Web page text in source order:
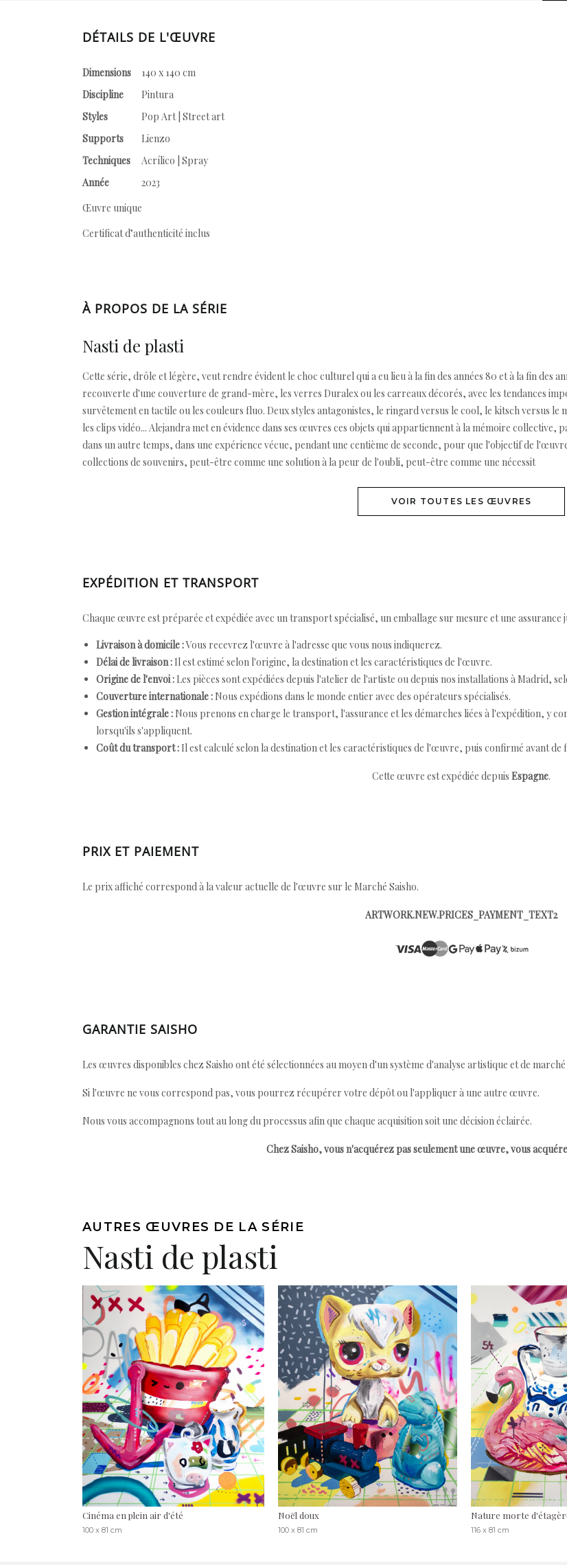
DÉTAILS DE L'ŒUVRE
Dimensions
140 x 140 cm
Discipline
Pintura
Styles
Pop Art | Street art
Supports
Lienzo
Techniques
Acrílico | Spray
Année
2023
Œuvre unique
Certificat d’authenticité inclus
À PROPOS DE LA SÉRIE
Nasti de plasti
Cette série, drôle et légère, veut rendre évident le choc culturel qui a eu lieu à la fin des années 80 et à la fin des
recouverte d'une couverture de grand-mère, les verres Duralex ou les carreaux décorés, avec les tendances
survêtement en tactile ou les couleurs fluo. Deux styles antagonistes, le ringard versus le cool, le kitsch versus
les clips vidéo... Alejandra met en évidence dans ses œuvres ces objets qui appartiennent à la mémoire
dans un autre temps, dans une expérience vécue, pendant une centième de seconde, pour que l'objectif de
collections de souvenirs, peut-être comme une solution à la peur de l'oubli, peut-être comme une nécessit
VOIR TOUTES LES ŒUVRES
EXPÉDITION ET TRANSPORT
Chaque œuvre est préparée et expédiée avec un transport spécialisé, un emballage sur mesure et une assurance
Livraison à domicile :Vous recevrez l'œuvre à l'adresse que vous nous indiquerez.
Délai de livraison : Il est estimé selon l'origine, la destination et les caractéristiques de l'œuvre.
Origine de l'envoi : Les pièces sont expédiées depuis l'atelier de l'artiste ou depuis nos installations à Madrid,
Couverture internationale : Nous expédions dans le monde entier avec des opérateurs spécialisés.
Gestion intégrale : Nous prenons en charge le transport, l'assurance et les démarches liées à l'expédition, y
lorsqu'ils s'appliquent.
Coût du transport : Il est calculé selon la destination et les caractéristiques de l'œuvre, puis confirmé avant de
Cette œuvre est expédiée depuis Espagne.
PRIX ET PAIEMENT
Le prix affiché correspond à la valeur actuelle de l'œuvre sur le Marché Saisho.
ARTWORK.NEW.PRICES_PAYMENT_TEXT2
GARANTIE SAISHO
Les œuvres disponibles chez Saisho ont été sélectionnées au moyen d'un système d'analyse artistique et de
Si l'œuvre ne vous correspond pas, vous pourrez récupérer votre dépôt ou l'appliquer à une autre œuvre.
Nous vous accompagnons tout au long du processus afin que chaque acquisition soit une décision éclairée.
Chez Saisho, vous n'acquérez pas seulement une œuvre, vous
AUTRES ŒUVRES DE LA SÉRIE
Nasti de plasti
Cinéma en plein air d'été
100 x 81 cm
Noël doux
100 x 81 cm
Nature morte
116 x 81 cm